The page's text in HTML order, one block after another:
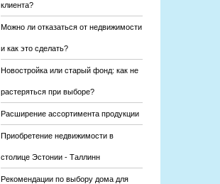
клиента?
Можно ли отказаться от недвижимости
и как это сделать?
Новостройка или старый фонд: как не
растеряться при выборе?
Расширение ассортимента продукции
Приобретение недвижимости в
столице Эстонии - Таллинн
Рекомендации по выбору дома для